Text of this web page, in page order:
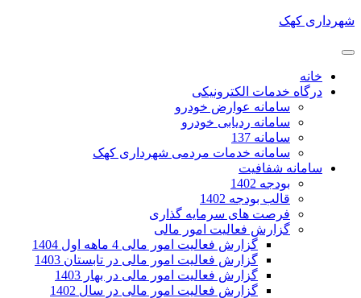
شهرداری کهک
خانه
درگاه خدمات الکترونیکی
سامانه عوارض خودرو
سامانه ردیابی خودرو
سامانه 137
سامانه خدمات مردمی شهرداری کهک
سامانه شفافیت
بودجه 1402
قالب بودجه 1402
فرصت های سرمایه گذاری
گزارش فعالیت امور مالی
گزارش فعالیت امور مالی 4 ماهه اول 1404
گزارش فعالیت امور مالی در تابستان 1403
گزارش فعالیت امور مالی در بهار 1403
گزارش فعالیت امور مالی در سال 1402